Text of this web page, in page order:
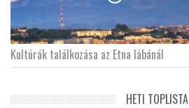
Kultúrák találkozása az Etna lábánál
HETI TOPLISTA